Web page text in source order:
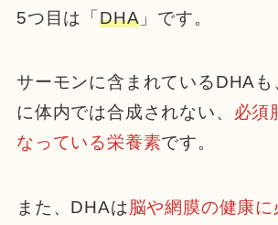
5つ目は「DHA 」です。
サーモンに含まれているDHA
に体内では合成されない、 必須
なっている栄養素です。
また、DHAは脳や網膜の健康に